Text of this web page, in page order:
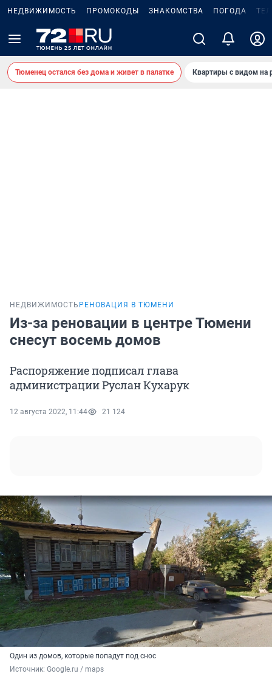
НЕДВИЖИМОСТЬ ПРОМОКОДЫ ЗНАКОМСТВА ПОГОДА
Тюменец остался без дома и живет в палатке Квартиры с видом на
НЕДВИЖИМОСТЬ РЕНОВАЦИЯ В ТЮМЕНИ
Из-за реновации в центре Тюмени
снесут восемь домов
Распоряжение подписал глава
администрации Руслан Кухарук
12 августа 2022, 11:44 21 124
Один из домов, которые попадут под снос
Источник: Google.ru / maps